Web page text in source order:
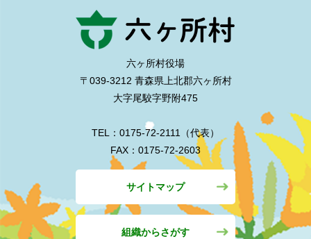
六ヶ所村役場
〒039-3212 青森県上北郡六ヶ所村
大字尾駮字野附475
TEL：0175-72-2111（代表）
FAX：0175-72-2603
サイトマップ
組織からさがす